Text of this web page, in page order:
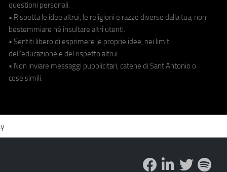
questioni personali.
• Rispetta le idee altrui, le religioni e razze diverse dalla tua, non
bestemmiare né insultare altri utenti.
• Sentiti libero di esprimere le proprie idee, nei limiti
dell'educazione e del rispetto altrui.
• Non inviare messaggi pubblicitari, catene di Sant'Antonio o
cose simili.